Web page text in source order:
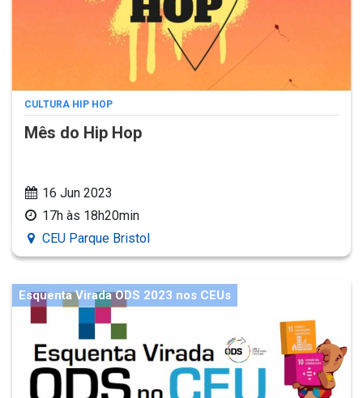
CULTURA HIP HOP
Mês do Hip Hop
16 Jun 2023
17h às 18h20min
CEU Parque Bristol
Esquenta Virada ODS 2023 nos CEUs